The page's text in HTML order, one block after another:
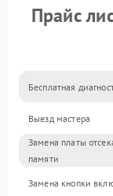
Прайс
Бесплатная
Выезд мастера
Замена платы
памяти
Замена кнопки